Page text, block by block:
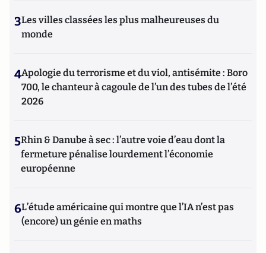
3Les villes classées les plus malheureuses du
monde
4Apologie du terrorisme et du viol, antisémite : Boro
700, le chanteur à cagoule de l’un des tubes de l’été
2026
5Rhin & Danube à sec : l’autre voie d’eau dont la
fermeture pénalise lourdement l’économie
européenne
6L’étude américaine qui montre que l’IA n’est pas
(encore) un génie en maths